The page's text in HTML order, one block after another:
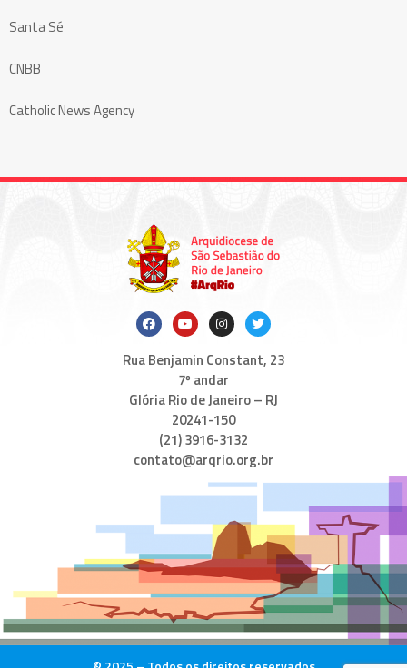
Santa Sé
CNBB
Catholic News Agency
Rua Benjamin Constant, 23
7º andar
Glória Rio de Janeiro – RJ
20241-150
(21) 3916-3132
contato@arqrio.org.br